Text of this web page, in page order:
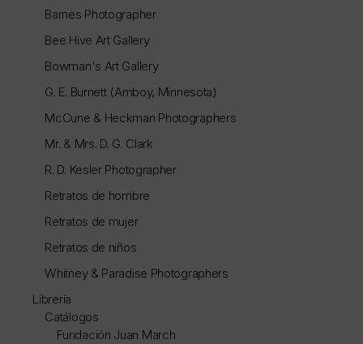
Barnes Photographer
Bee Hive Art Gallery
Bowman's Art Gallery
G. E. Burnett (Amboy, Minnesota)
McCune & Heckman Photographers
Mr. & Mrs. D. G. Clark
R. D. Kesler Photographer
Retratos de hombre
Retratos de mujer
Retratos de niños
Whitney & Paradise Photographers
Librería
Catálogos
Fundación Juan March